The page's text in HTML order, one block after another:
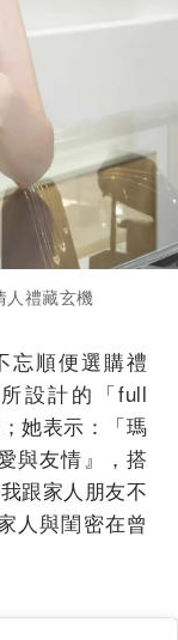
人禮藏玄機
忘順便選購禮
設計的「full
她表示：「瑪
與友情』，搭
跟家人朋友不
人與閨密在曾